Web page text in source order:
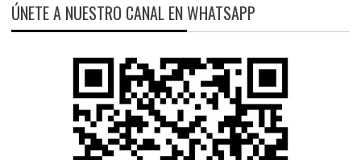
ÚNETE A NUESTRO CANAL EN WHATSAPP